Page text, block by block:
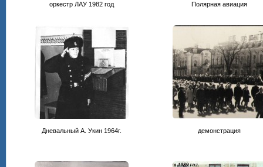
оркестр ЛАУ 1982 год Полярная авиация
Дневальный А. Укин 1964г. демонстрация